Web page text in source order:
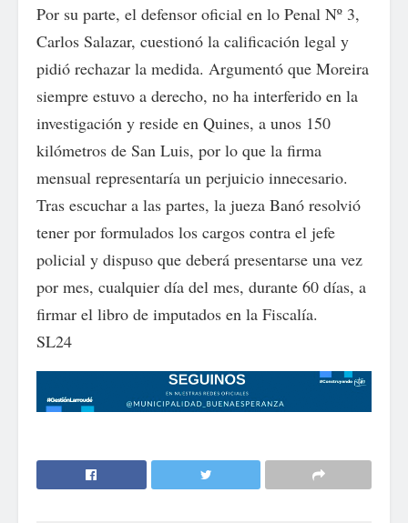
Por su parte, el defensor oficial en lo Penal Nº 3,
Carlos Salazar, cuestionó la calificación legal y
pidió rechazar la medida. Argumentó que Moreira
siempre estuvo a derecho, no ha interferido en la
investigación y reside en Quines, a unos 150
kilómetros de San Luis, por lo que la firma
mensual representaría un perjuicio innecesario.
Tras escuchar a las partes, la jueza Banó resolvió
tener por formulados los cargos contra el jefe
policial y dispuso que deberá presentarse una vez
por mes, cualquier día del mes, durante 60 días, a
firmar el libro de imputados en la Fiscalía.
SL24